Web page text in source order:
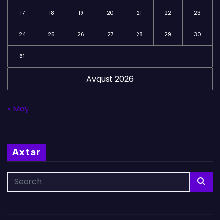
Avqust 2026
17 18 19 20 21 22 23
24 25 26 27 28 29 30
31
« May
Axtar